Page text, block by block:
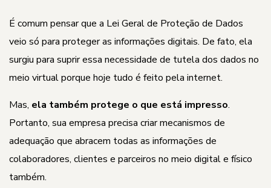
É comum pensar que a Lei Geral de Proteção de Dados
veio só para proteger as informações digitais. De fato, ela
surgiu para suprir essa necessidade de tutela dos dados no
meio virtual porque hoje tudo é feito pela internet.
Mas, ela também protege o que está impresso.
Portanto, sua empresa precisa criar mecanismos de
adequação que abracem todas as informações de
colaboradores, clientes e parceiros no meio digital e físico
também.